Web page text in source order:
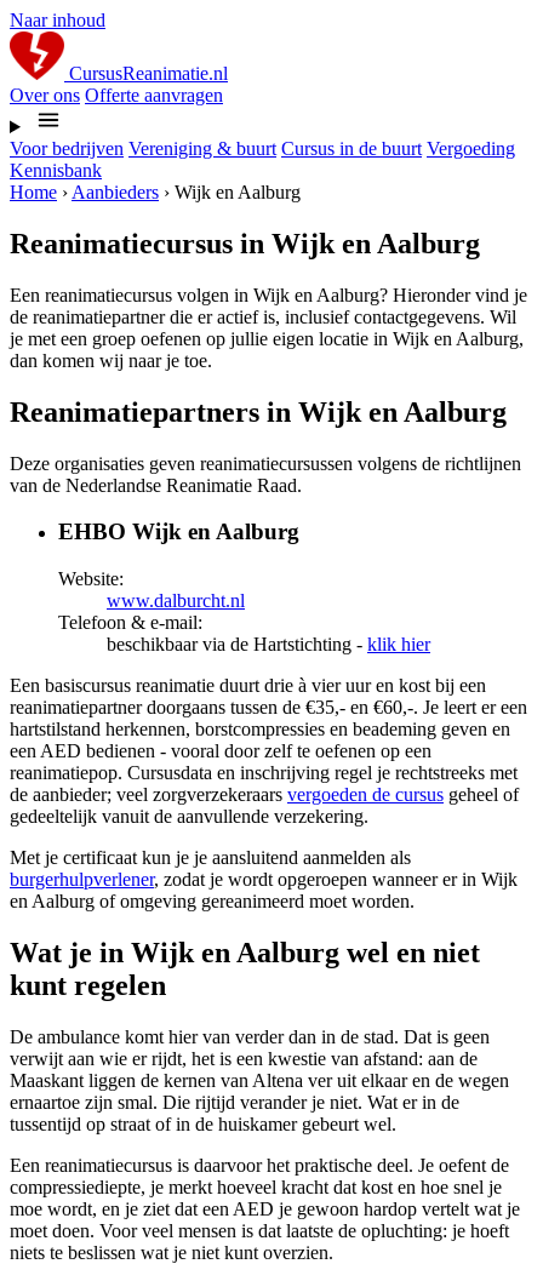
Naar inhoud
CursusReanimatie.nl
Over ons Offerte aanvragen
Voor bedrijven Vereniging & buurt Cursus in de buurt Vergoeding
Kennisbank
Home › Aanbieders › Wijk en Aalburg
Reanimatiecursus in Wijk en Aalburg
Een reanimatiecursus volgen in Wijk en Aalburg? Hieronder vind je
de reanimatiepartner die er actief is, inclusief contactgegevens. Wil
je met een groep oefenen op jullie eigen locatie in Wijk en Aalburg,
dan komen wij naar je toe.
Reanimatiepartners in Wijk en Aalburg
Deze organisaties geven reanimatiecursussen volgens de richtlijnen
van de Nederlandse Reanimatie Raad.
EHBO Wijk en Aalburg
Website:
www.dalburcht.nl
Telefoon & e-mail:
beschikbaar via de Hartstichting - klik hier
Een basiscursus reanimatie duurt drie à vier uur en kost bij een
reanimatiepartner doorgaans tussen de €35,- en €60,-. Je leert er een
hartstilstand herkennen, borstcompressies en beademing geven en
een AED bedienen - vooral door zelf te oefenen op een
reanimatiepop. Cursusdata en inschrijving regel je rechtstreeks met
de aanbieder; veel zorgverzekeraars vergoeden de cursus geheel of
gedeeltelijk vanuit de aanvullende verzekering.
Met je certificaat kun je je aansluitend aanmelden als
burgerhulpverlener, zodat je wordt opgeroepen wanneer er in Wijk
en Aalburg of omgeving gereanimeerd moet worden.
Wat je in Wijk en Aalburg wel en niet
kunt regelen
De ambulance komt hier van verder dan in de stad. Dat is geen
verwijt aan wie er rijdt, het is een kwestie van afstand: aan de
Maaskant liggen de kernen van Altena ver uit elkaar en de wegen
ernaartoe zijn smal. Die rijtijd verander je niet. Wat er in de
tussentijd op straat of in de huiskamer gebeurt wel.
Een reanimatiecursus is daarvoor het praktische deel. Je oefent de
compressiediepte, je merkt hoeveel kracht dat kost en hoe snel je
moe wordt, en je ziet dat een AED je gewoon hardop vertelt wat je
moet doen. Voor veel mensen is dat laatste de opluchting: je hoeft
niets te beslissen wat je niet kunt overzien.